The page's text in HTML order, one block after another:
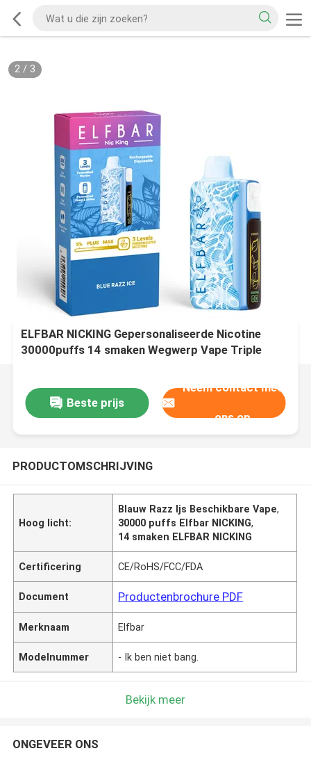
2/ 3
ELFBAR NICKING Gepersonaliseerde Nicotine
30000puffs 14 smaken Wegwerp Vape Triple
Beste prijs
Neem contact met
ons op
PRODUCTOMSCHRIJVING
Hoog licht:
Blauw Razz Ijs Beschikbare Vape,
30000 puffs Elfbar NICKING,
14 smaken ELFBAR NICKING
Certificering CE/RoHS/FCC/FDA
Document Productenbrochure PDF
Merknaam Elfbar
Modelnummer - Ik ben niet bang.
Bekijk meer
ONGEVEER ONS